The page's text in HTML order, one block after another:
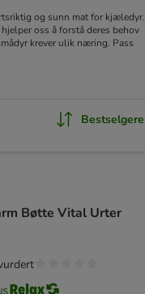
og sunn mat for kjæledyr.
oss å forstå deres behov
krever ulik næring. Pass
Bestselgere
Bøtte Vital Urter